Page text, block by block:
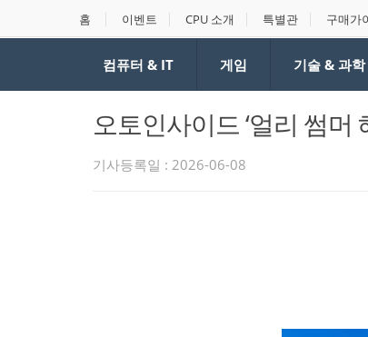
홈 이벤트 CPU 소개 특별관 구매가
컴퓨터 & IT 게임 기술 & 과학
오토인사이드 ‘얼리 썸머
기사등록일 : 2026-06-08